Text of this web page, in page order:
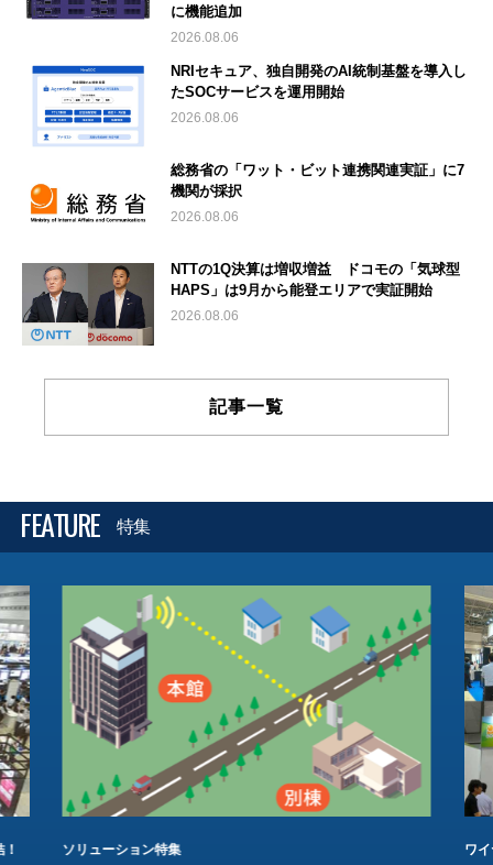
に機能追加
2026.08.06
NRIセキュア、独自開発のAI統制基盤を導入し
たSOCサービスを運用開始
2026.08.06
総務省の「ワット・ビット連携関連実証」に7
機関が採択
2026.08.06
NTTの1Q決算は増収増益 ドコモの「気球型
HAPS」は9月から能登エリアで実証開始
2026.08.06
記事一覧
FEATURE 特集
ソリューション特集 ワ